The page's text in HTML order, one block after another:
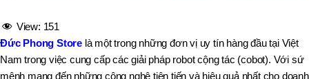
View: 151
Đức Phong Store là một trong những đơn vị uy tín hàng đầu tại Việt
Nam trong việc cung cấp các giải pháp robot cộng tác (cobot). Với sứ
mệnh mang đến những công nghệ tiên tiến và hiệu quả nhất cho doanh